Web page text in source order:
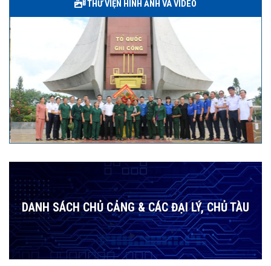
THƯ VIỆN HÌNH ẢNH VÀ VIDEO
DANH SÁCH CHỦ CẢNG & CÁC ĐẠI LÝ, CHỦ TÀU